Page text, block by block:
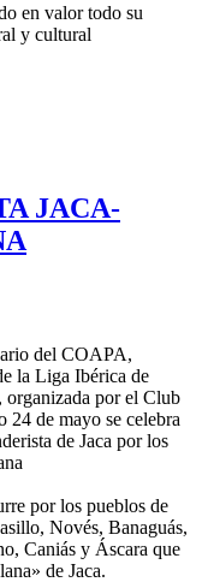
en valor todo su
y cultural
JACA-
del COAPA,
la Liga Ibérica de
organizada por el Club
24 de mayo se celebra
de Jaca por los
por los pueblos de
Novés, Banaguás,
Caniás y Áscara que
de Jaca.